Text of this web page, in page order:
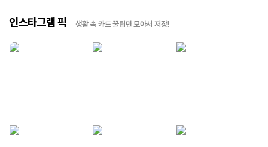
인스타그램 픽 생활 속 카드 꿀팁만 모아서 저장!